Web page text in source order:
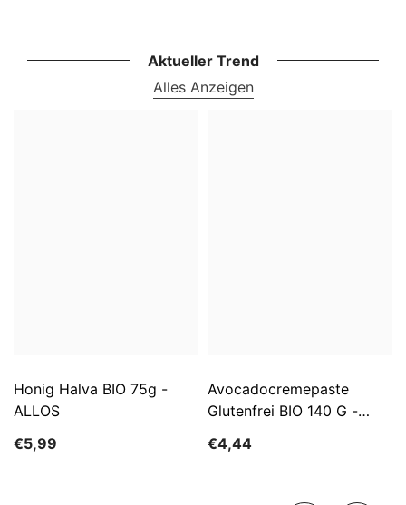
Aktueller Trend
Alles Anzeigen
Honig Halva BIO 75g -
ALLOS
€5,99
Avocadocremepaste
Glutenfrei BIO 140 G -
€4,44